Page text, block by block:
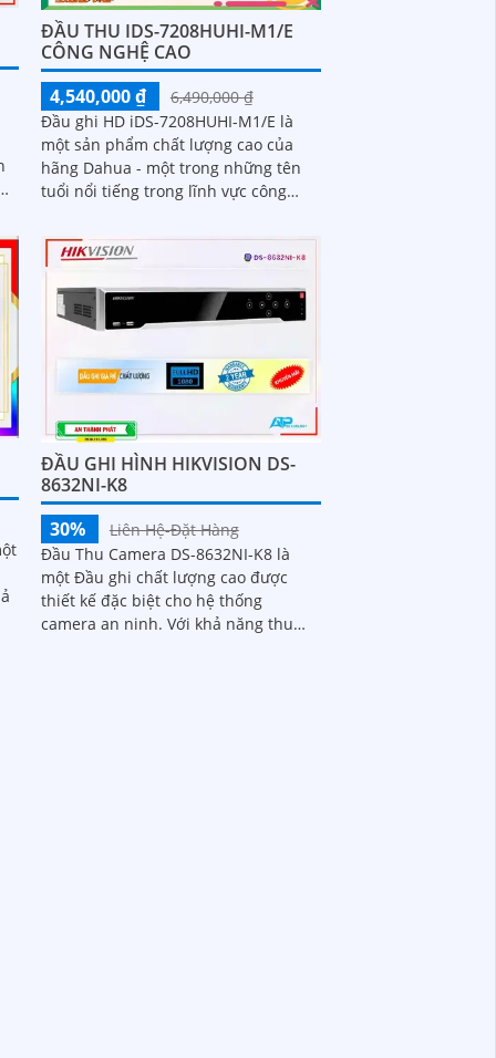
ĐẦU THU IDS-7208HUHI-M1/E
CÔNG NGHỆ CAO
4,540,000 ₫
6,490,000 ₫
Đầu ghi HD iDS-7208HUHI-M1/E là
một sản phẩm chất lượng cao của
hãng Dahua - một trong những tên
tuổi nổi tiếng trong lĩnh vực công
đầu ghi...
ĐẦU GHI HÌNH HIKVISION DS-
8632NI-K8
30%
Liên Hệ-Đặt Hàng
Đầu Thu Camera DS-8632NI-K8 là
một Đầu ghi chất lượng cao được
thiết kế đặc biệt cho hệ thống
camera an ninh. Với khả năng thu